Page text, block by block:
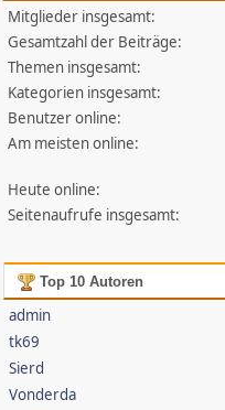
Mitglieder insgesamt:
Gesamtzahl der Beiträge:
Themen insgesamt:
Kategorien insgesamt:
Benutzer online:
Am meisten online:
Heute online:
Seitenaufrufe insgesamt:
Top 10 Autoren
admin
tk69
Sierd
Vonderda